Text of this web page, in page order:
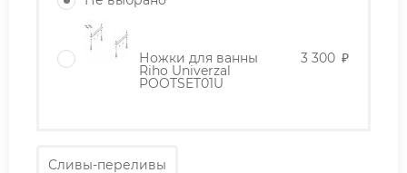
Ножки для ванны
Riho Univerzal
POOTSET01U
3 300 ₽
Сливы-переливы